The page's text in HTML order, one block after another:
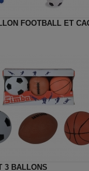
FOOTBALL ET
3 BALLONS